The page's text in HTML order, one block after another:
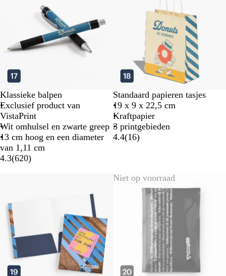
Klassieke balpen
Exclusief product van
VistaPrint
Wit omhulsel en zwarte greep
13 cm hoog en een diameter
van 1,11 cm
4.3(620)
Standaard papieren tasjes
19 x 9 x 22,5 cm
Kraftpapier
3 printgebieden
4.4(16)
Niet op voorraad